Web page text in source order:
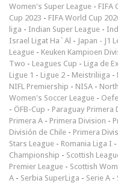
Women's Super League - FIFA
Cup 2023 - FIFA World Cup
liga - Indian Super League -
Israel Ligat Ha`Al - Japan - J1
League - Keuken Kampioen
Two - Leagues Cup - Liga de
Ligue 1 - Ligue 2 - Meistriliiga -
NIFL Premiership - NISA -
Women's Soccer League -
- ÖFB-Cup - Paraguay Primera
Primera A - Primera Division -
División de Chile - Primera
Stars League - Romania Liga I -
Championship - Scottish
Premier League - Scottish
A - Serbia SuperLiga - Serie A -